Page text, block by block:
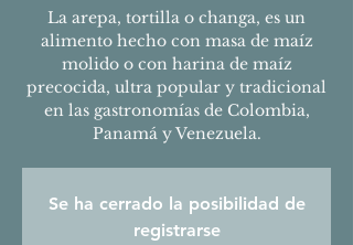
La arepa, tortilla o changa, es un
alimento hecho con masa de maíz
molido o con harina de maíz
precocida, ultra popular y tradicional
en las gastronomías de Colombia,
Panamá y Venezuela.
Se ha cerrado la posibilidad de
registrarse